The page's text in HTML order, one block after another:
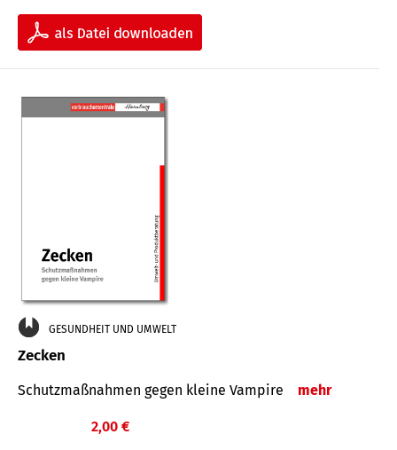
GESUNDHEIT UND UMWELT
Zecken
Schutz­maß­nahmen gegen kleine Vampire mehr
2,00 €